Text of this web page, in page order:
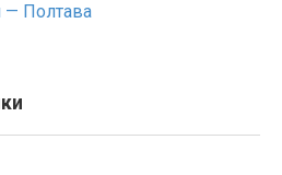
Полтава